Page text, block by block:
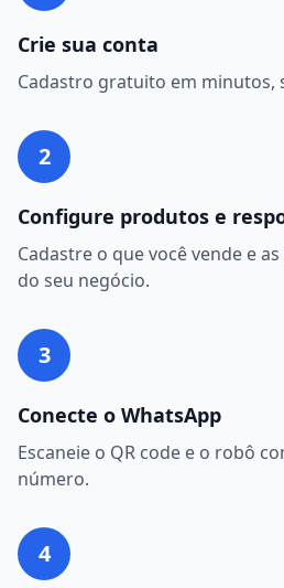
Crie sua conta
Cadastro gratuito em minutos,
2
Configure produtos e
Cadastre o que você vende e
do seu negócio.
3
Conecte o WhatsApp
Escaneie o QR code e o robô
número.
4